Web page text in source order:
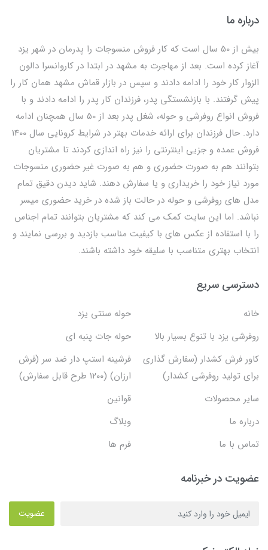
درباره ما
بیش از 50 سال است که کار فروش منسوجات را پدرمان در شهر یزد
آغاز کرده است. بعد از مهاجرت به مشهد در ابتدا در کاروانسرا دالون
الزوار کار خود را ادامه دادند و سپس در بازار قماش مشهد همان کار را
پیش گرفتند. با بازنشستگی پدر، فرزندان کار پدر را ادامه دادند و با
فروش انواع روفرشی و حوله، شغل پدر بعد از 50 سال همچنان ادامه
دارد. حال فرزندان برای ارائه خدمات بهتر در شرایط کرونایی سال 1400
فروش عمده و جزیی اینترنتی را نیز راه اندازی کردند تا مشتریان
بتوانند هم به صورت حضوری و هم به صورت غیر حضوری منسوجات
مورد نیاز خود را خریداری و یا سفارش دهند. شاید دیدن دقیق تمام
مدل های روفرشی و حوله در حالت باز شده در خرید حضوری میسر
نباشد. اما این سایت کمک می کند که مشتریان بتوانند تمام اجناس
را با استفاده از عکس های با کیفیت مناسب بازدید و بررسی نمایند و
انتخاب بهتری متناسب با سلیقه خود داشته باشند.
دسترسی سریع
خانه
حوله سنتی یزد
روفرشی یزد با تنوع بسیار بالا
حوله جات پنبه ای
کاور فرش کشدار (سفارش گذاری
برای تولید روفرشی کشدار)
فرشینه استپ دار ضد سر (فرش
ارزان) (۱۲۰۰ طرح قابل سفارش)
سایر محصولات
قوانین
درباره ما
وبلاگ
تماس با ما
فرم ها
عضویت در خبرنامه
عضویت